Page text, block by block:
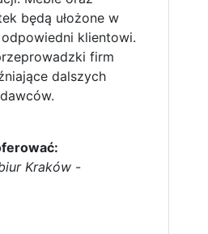
będą ułożone w
klientowi.
firm
dalszych
Kraków -